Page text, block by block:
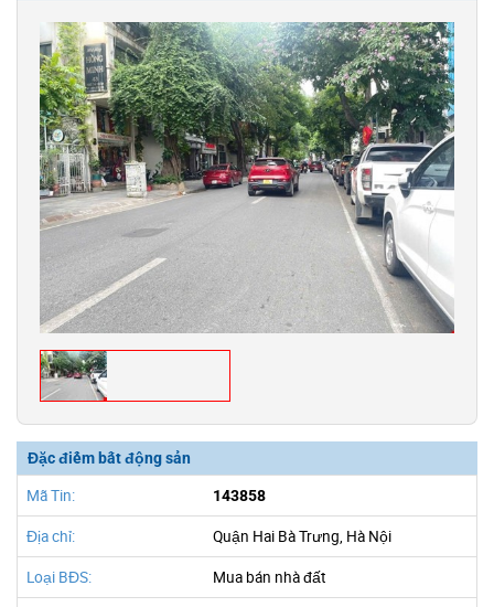
Đặc điểm bất động sản
Mã Tin: 143858
Địa chỉ: Quận Hai Bà Trưng, Hà Nội
Loại BĐS: Mua bán nhà đất